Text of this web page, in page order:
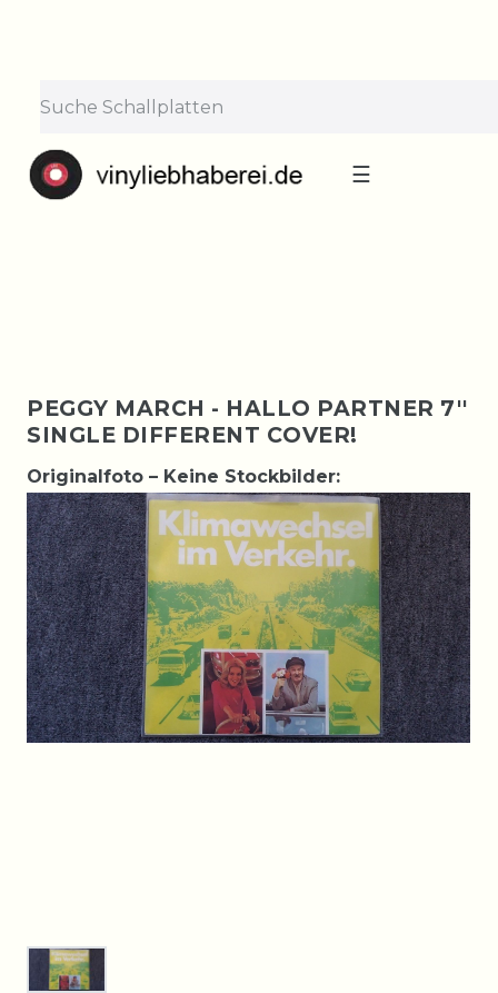
Bestellungen nehmen wir gerne entgegen —
der Versand startet wieder ab Montag, 31.
☰
PEGGY MARCH - HALLO PARTNER 7''
SINGLE DIFFERENT COVER!
Originalfoto – Keine Stockbilder: